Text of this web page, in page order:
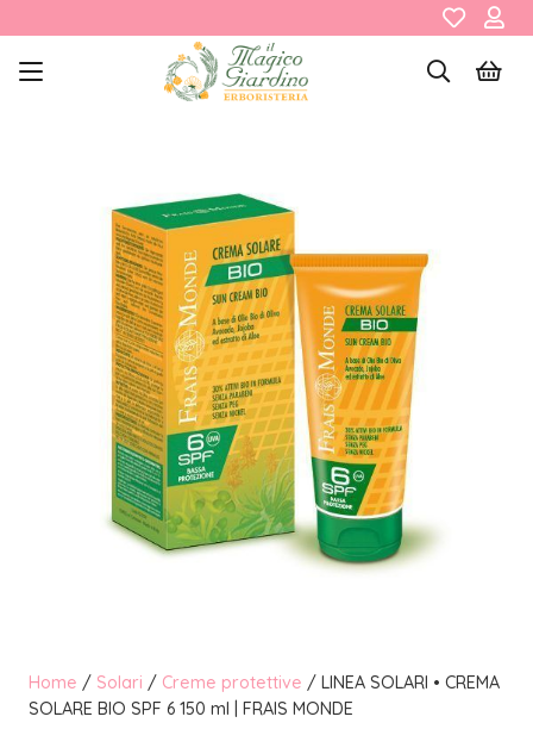
Home / Solari / Creme protettive / LINEA SOLARI • CREMA
SOLARE BIO SPF 6 150 ml | FRAIS MONDE